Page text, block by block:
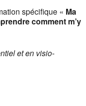
spécifique « Ma
comment m’y
et en visio-